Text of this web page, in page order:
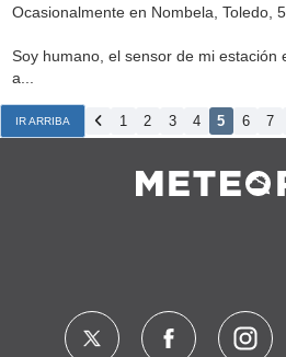
Ocasionalmente en Nombela, Toledo,
Soy humano, el sensor de mi estación
a...
IR ARRIBA 1 2 3 4 5 6 7